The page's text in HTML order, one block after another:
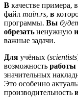
В качестве примера,
файл main.rs, в
программы. Вы
обрезать ненужную
важные задачи.
Для учёных (scientists
возможность работы
значительных
Это особенно
производительность